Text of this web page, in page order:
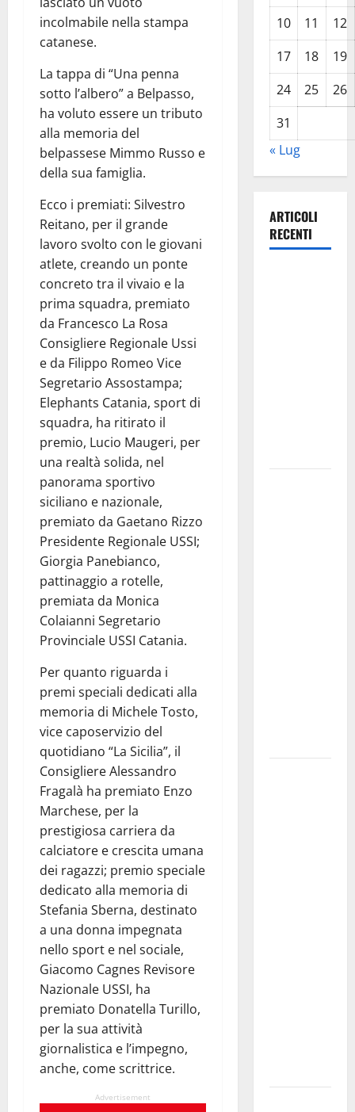
incolmabile nella stampa
catanese.
La tappa di “Una penna
sotto l’albero” a Belpasso,
ha voluto essere un tributo
alla memoria del
belpassese Mimmo Russo e
della sua famiglia.
Ecco i premiati: Silvestro
Reitano, per il grande
lavoro svolto con le giovani
atlete, creando un ponte
concreto tra il vivaio e la
prima squadra, premiato
da Francesco La Rosa
Consigliere Regionale Ussi
e da Filippo Romeo Vice
Segretario Assostampa;
Elephants Catania, sport di
squadra, ha ritirato il
premio, Lucio Maugeri, per
una realtà solida, nel
panorama sportivo
siciliano e nazionale,
premiato da Gaetano Rizzo
Presidente Regionale USSI;
Giorgia Panebianco,
pattinaggio a rotelle,
premiata da Monica
Colaianni Segretario
Provinciale USSI Catania.
Per quanto riguarda i
premi speciali dedicati alla
memoria di Michele Tosto,
vice caposervizio del
quotidiano “La Sicilia”, il
Consigliere Alessandro
Fragalà ha premiato Enzo
Marchese, per la
prestigiosa carriera da
calciatore e crescita umana
dei ragazzi; premio speciale
dedicato alla memoria di
Stefania Sberna, destinato
a una donna impegnata
nello sport e nel sociale,
Giacomo Cagnes Revisore
Nazionale USSI, ha
premiato Donatella Turillo,
per la sua attività
giornalistica e l’impegno,
anche, come scrittrice.
Advertisement
10 11
12
17
18
19
24
25
26
31
« Lug
ARTICOLI
RECENTI